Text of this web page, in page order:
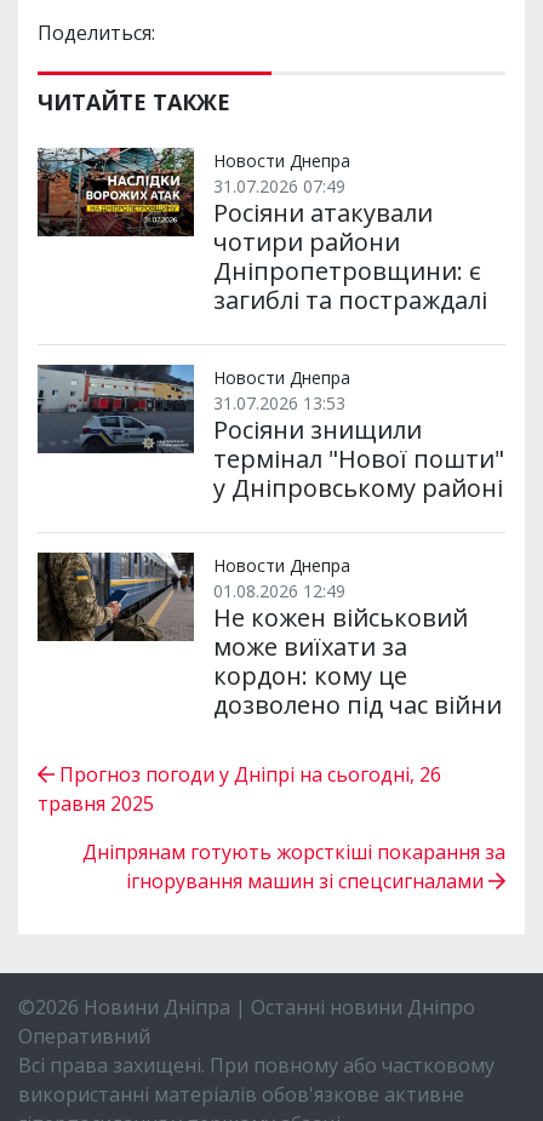
Поделиться:
ЧИТАЙТЕ ТАКЖЕ
Новости Днепра
31.07.2026 07:49
Росіяни атакували
чотири райони
Дніпропетровщини: є
загиблі та постраждалі
Новости Днепра
31.07.2026 13:53
Росіяни знищили
термінал "Нової пошти"
у Дніпровському районі
Новости Днепра
01.08.2026 12:49
Не кожен військовий
може виїхати за
кордон: кому це
дозволено під час війни
Прогноз погоди у Дніпрі на сьогодні, 26
травня 2025
Дніпрянам готують жорсткіші покарання за
ігнорування машин зі спецсигналами
©2026 Новини Дніпра | Останні новини Дніпро
Оперативний
Всі права захищені. При повному або частковому
використанні матеріалів обов'язкове активне